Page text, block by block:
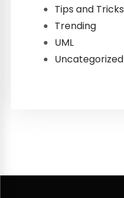
Tips and Tricks
Trending
UML
Uncategorized